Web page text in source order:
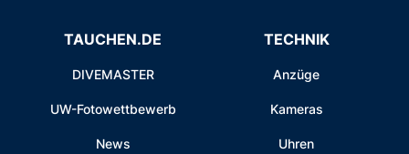
TAUCHEN.DE
DIVEMASTER
UW-Fotowettbewerb
News
TECHNIK
Anzüge
Kameras
Uhren